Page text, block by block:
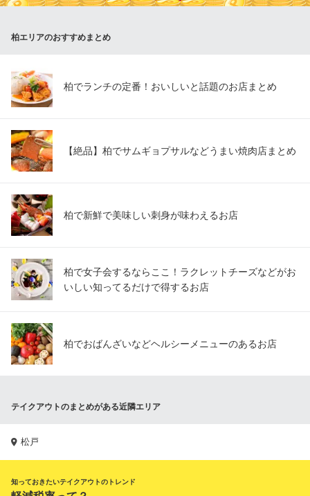
も是非！
日高屋 北柏南口店
ＪＲ常磐線北柏駅南口 徒歩1分
千葉県柏市北柏1-1-1
柏エリアのおすすめまとめ
柏でランチの定番！おいしいと話題のお店まとめ
【絶品】柏でサムギョプサルなどうまい焼肉店まとめ
柏で新鮮で美味しい刺身が味わえるお店
柏で女子会するならここ！ラクレットチーズなどがお
いしい知ってるだけで得するお店
柏でおばんざいなどヘルシーメニューのあるお店
テイクアウトのまとめがある近隣エリア
松戸
知っておきたいテイクアウトのトレンド